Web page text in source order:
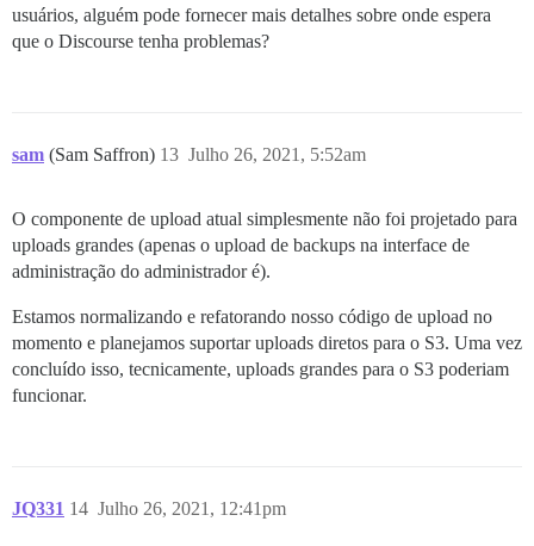
usuários, alguém pode fornecer mais detalhes sobre onde espera
que o Discourse tenha problemas?
sam (Sam Saffron) Julho 26, 2021, 5:52am
13
O componente de upload atual simplesmente não foi projetado para
uploads grandes (apenas o upload de backups na interface de
administração do administrador é).
Estamos normalizando e refatorando nosso código de upload no
momento e planejamos suportar uploads diretos para o S3. Uma vez
concluído isso, tecnicamente, uploads grandes para o S3 poderiam
funcionar.
JQ331 Julho 26, 2021, 12:41pm
14